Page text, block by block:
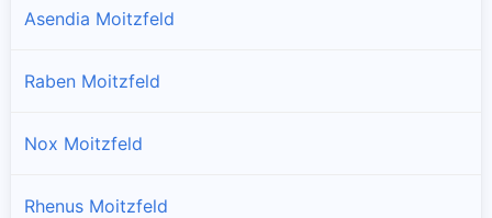
Asendia Moitzfeld
Raben Moitzfeld
Nox Moitzfeld
Rhenus Moitzfeld